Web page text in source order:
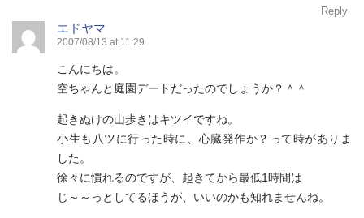
Reply
エドヤマ
2007/08/13 at 11:29
こんにちは。
空ちゃんと庭園デートだったのでしょうか？＾＾
起きぬけの山歩きはキツイですね。
小生も八ツに行った時に、心臓発作か？って時がありま
した。
徐々に慣れるのですが、起きてから最低1時間は
じ～～っとしてるほうが、いいのかも知れませんね。